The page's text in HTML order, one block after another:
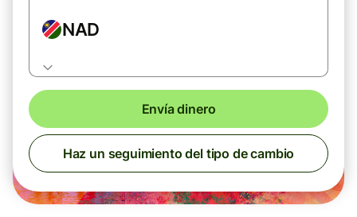
NAD
Envía dinero
Haz un seguimiento del tipo de cambio